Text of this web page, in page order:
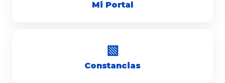
Mi Portal
▧
Constancias